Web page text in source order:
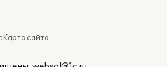
Карта сайта